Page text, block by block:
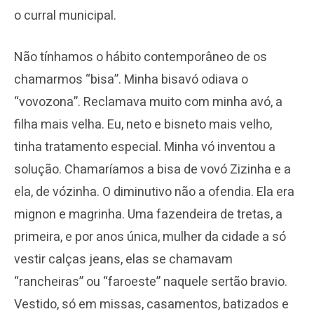
o curral municipal.
Não tínhamos o hábito contemporâneo de os
chamarmos “bisa”. Minha bisavó odiava o
“vovozona”. Reclamava muito com minha avó, a
filha mais velha. Eu, neto e bisneto mais velho,
tinha tratamento especial. Minha vó inventou a
solução. Chamaríamos a bisa de vovó Zizinha e a
ela, de vózinha. O diminutivo não a ofendia. Ela era
mignon e magrinha. Uma fazendeira de tretas, a
primeira, e por anos única, mulher da cidade a só
vestir calças jeans, elas se chamavam
“rancheiras” ou “faroeste” naquele sertão bravio.
Vestido, só em missas, casamentos, batizados e